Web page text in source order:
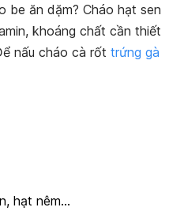
be ăn dặm? Cháo hạt sen
khoáng chất cần thiết
nấu cháo cà rốt trứng gà
hạt nêm…